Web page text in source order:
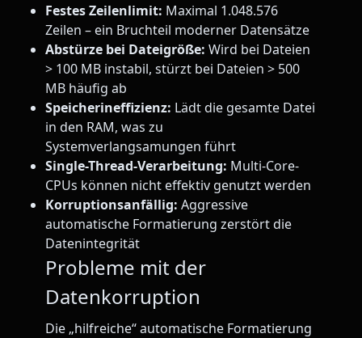
Festes Zeilenlimit: Maximal 1.048.576
Zeilen – ein Bruchteil moderner Datensätze
Abstürze bei Dateigröße: Wird bei Dateien
> 100 MB instabil, stürzt bei Dateien > 500
MB häufig ab
Speicherineffizienz: Lädt die gesamte Datei
in den RAM, was zu
Systemverlangsamungen führt
Single-Thread-Verarbeitung: Multi-Core-
CPUs können nicht effektiv genutzt werden
Korruptionsanfällig: Aggressive
automatische Formatierung zerstört die
Datenintegrität
Probleme mit der
Datenkorruption
Die „hilfreiche“ automatische Formatierung